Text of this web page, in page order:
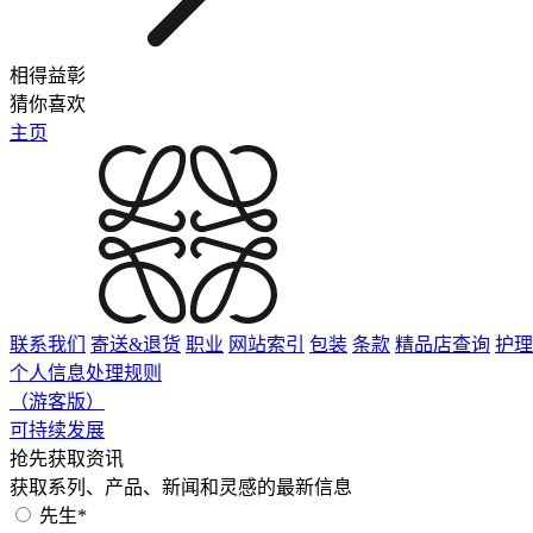
相得益彰
猜你喜欢
主页
联系我们 寄送&退货 职业 网站索引 包装 条款 精品店查询 护
个人信息处理规则
（游客版）
可持续发展
抢先获取资讯
获取系列、产品、新闻和灵感的最新信息
先生*